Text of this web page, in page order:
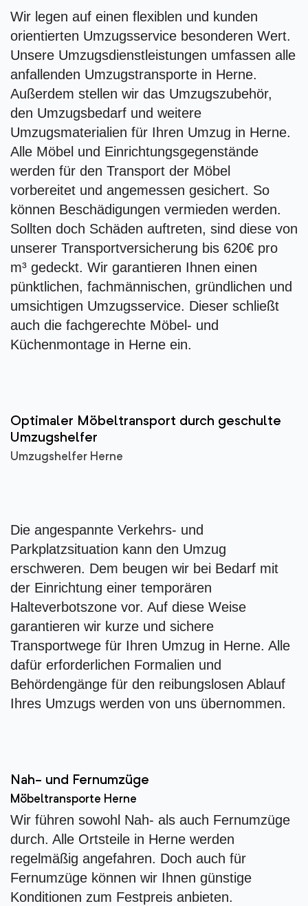
Wir legen auf einen flexiblen und kunden
orientierten Umzugsservice besonderen Wert.
Unsere Umzugsdienstleistungen umfassen alle
anfallenden Umzugstransporte in Herne.
Außerdem stellen wir das Umzugszubehör,
den Umzugsbedarf und weitere
Umzugsmaterialien für Ihren Umzug in Herne.
Alle Möbel und Einrichtungsgegenstände
werden für den Transport der Möbel
vorbereitet und angemessen gesichert. So
können Beschädigungen vermieden werden.
Sollten doch Schäden auftreten, sind diese von
unserer Transportversicherung bis 620€ pro
m³ gedeckt. Wir garantieren Ihnen einen
pünktlichen, fachmännischen, gründlichen und
umsichtigen Umzugsservice. Dieser schließt
auch die fachgerechte Möbel- und
Küchenmontage in Herne ein.
Optimaler Möbeltransport durch geschulte
Umzugshelfer
Umzugshelfer Herne
Die angespannte Verkehrs- und
Parkplatzsituation kann den Umzug
erschweren. Dem beugen wir bei Bedarf mit
der Einrichtung einer temporären
Halteverbotszone vor. Auf diese Weise
garantieren wir kurze und sichere
Transportwege für Ihren Umzug in Herne. Alle
dafür erforderlichen Formalien und
Behördengänge für den reibungslosen Ablauf
Ihres Umzugs werden von uns übernommen.
Nah- und Fernumzüge
Möbeltransporte Herne
Wir führen sowohl Nah- als auch Fernumzüge
durch. Alle Ortsteile in Herne werden
regelmäßig angefahren. Doch auch für
Fernumzüge können wir Ihnen günstige
Konditionen zum Festpreis anbieten.